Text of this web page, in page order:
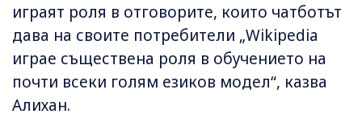
играят роля в отговорите, които чатботът
дава на своите потребители „Wikipedia
играе съществена роля в обучението на
почти всеки голям езиков модел“, казва
Алихан.